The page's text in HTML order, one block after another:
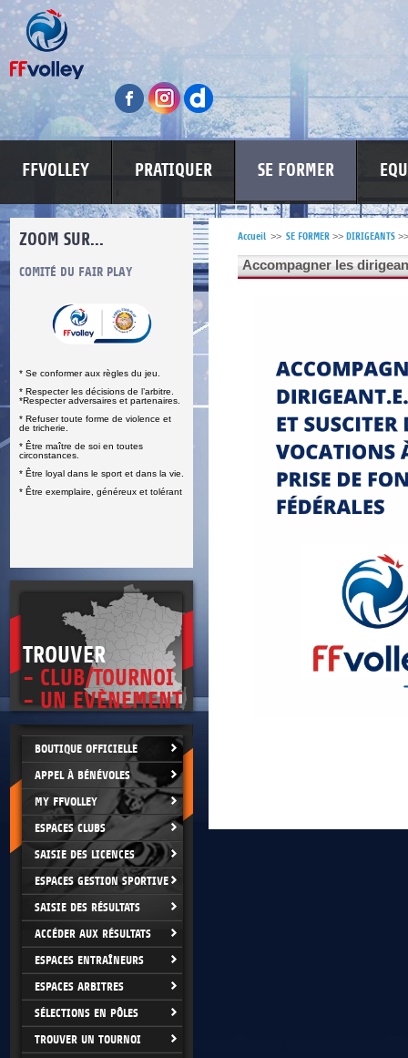
FFVOLLEY PRATIQUER SE FORMER
ZOOM SUR...
COMITÉ DU FAIR PLAY
* Se conformer aux règles du jeu.
* Respecter les décisions de l’arbitre.
*Respecter adversaires et partenaires.
* Refuser toute forme de violence et
de tricherie.
* Être maître de soi en toutes
circonstances.
* Être loyal dans le sport et dans la vie.
* Être exemplaire, généreux et tolérant
LUTTE CONTRE LES VIOLENCES MA PETITE
TROUVER
- CLUB/TOURNOI
- UN EVÈNEMENT
BOUTIQUE OFFICIELLE
APPEL À BÉNÉVOLES
MY FFVOLLEY
ESPACES CLUBS
SAISIE DES LICENCES
ESPACES GESTION SPORTIVE
SAISIE DES RÉSULTATS
ACCÉDER AUX RÉSULTATS
ESPACES ENTRAÎNEURS
ESPACES ARBITRES
SÉLECTIONS EN PÔLES
TROUVER UN TOURNOI
Accueil >> SE FORMER >> DIRIGEANTS >>
Accompagner les